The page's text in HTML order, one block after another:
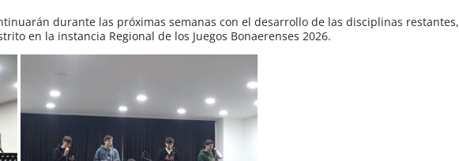
durante las próximas semanas con el desarrollo de las disciplinas restantes,
en la instancia Regional de los Juegos Bonaerenses 2026.